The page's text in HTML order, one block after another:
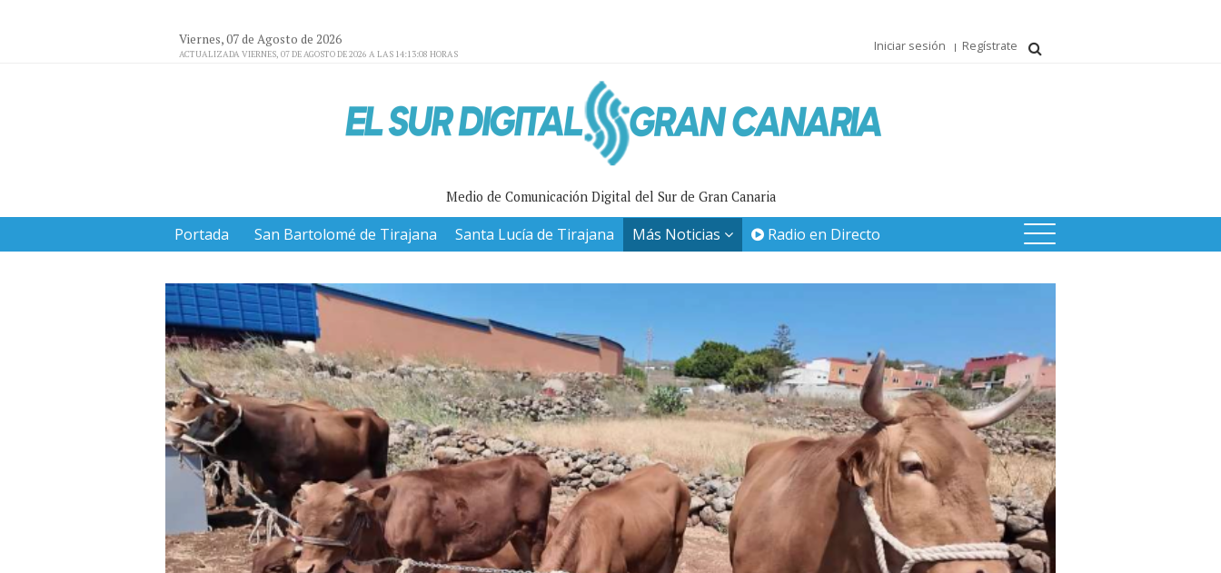
Viernes, 07 de Agosto de 2026
ACTUALIZADA VIERNES, 07 DE AGOSTO DE 2026 A LAS 14:13:08 HORAS
Iniciar sesión Regístrate
Medio de Comunicación Digital del Sur de Gran Canaria
Portada San Bartolomé de Tirajana Santa Lucía de Tirajana Más Noticias Radio en Directo